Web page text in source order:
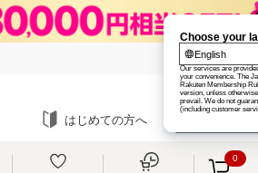
はじめての方へ
0